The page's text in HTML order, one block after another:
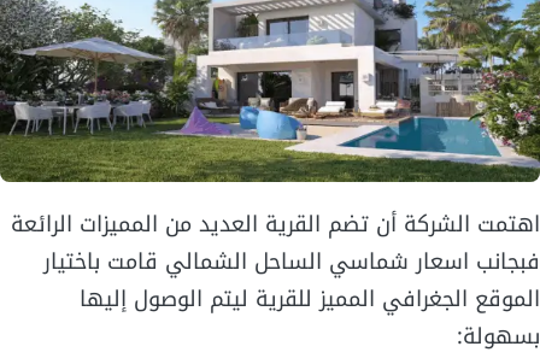
اهتمت الشركة أن تضم القرية العديد من المميزات الرائعة
فبجانب اسعار شماسي الساحل الشمالي قامت باختيار
الموقع الجغرافي المميز للقرية ليتم الوصول إليها
بسهولة: